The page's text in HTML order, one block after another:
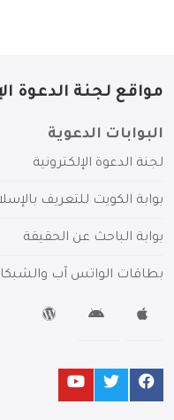
مواقع لجنة الدعوة
البوابات الدعوية
لجنة الدعوة الإلكترونية
بوابة الكويت للتعريف
بوابة الباحث عن الحقيقة
بطاقات الواتس آب